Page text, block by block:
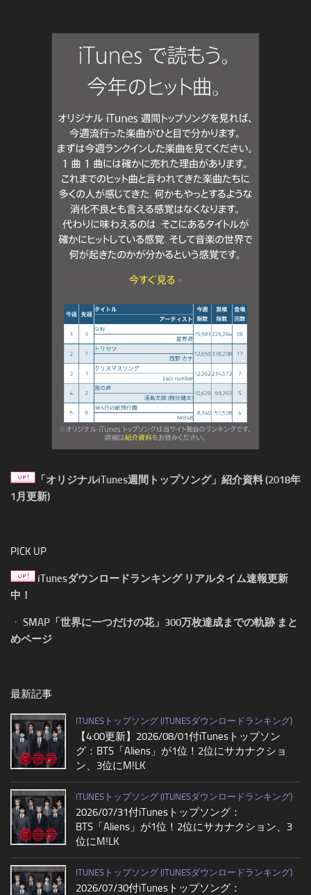
「オリジナルiTunes週間トップソング」紹介資料 (2018年
1月更新)
PICK UP
iTunesダウンロードランキング リアルタイム速報更新
中！
・ SMAP「世界に一つだけの花」300万枚達成までの軌跡 まと
めページ
最新記事
ITUNESトップソング (ITUNESダウンロードランキング)
【4:00更新】2026/08/01付iTunesトップソン
グ：BTS「Aliens」が1位！2位にサカナクショ
ン、3位にM!LK
ITUNESトップソング (ITUNESダウンロードランキング)
2026/07/31付iTunesトップソング：
BTS「Aliens」が1位！2位にサカナクション、3
位にM!LK
ITUNESトップソング (ITUNESダウンロードランキング)
2026/07/30付iTunesトップソング：